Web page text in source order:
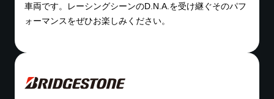
車両です。レーシングシーンのD.N.A.を受け継ぐそのパフ
ォーマンスをぜひお楽しみください。